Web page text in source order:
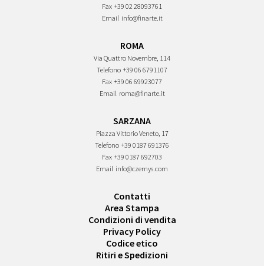
Fax +39 02 28093761
Email info@finarte.it
ROMA
Via Quattro Novembre, 114
Telefono +39 06 6791107
Fax +39 06 69923077
Email roma@finarte.it
SARZANA
Piazza Vittorio Veneto, 17
Telefono +39 0187 691376
Fax +39 0187 692703
Email info@czernys.com
Contatti
Area Stampa
Condizioni di vendita
Privacy Policy
Codice etico
Ritiri e Spedizioni